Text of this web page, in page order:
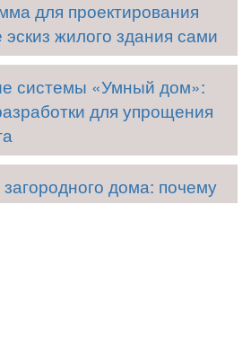
для проектирования
жилого здания сами
системы «Умный дом»:
для упрощения
дома: почему
комфортнее
выбора проекта